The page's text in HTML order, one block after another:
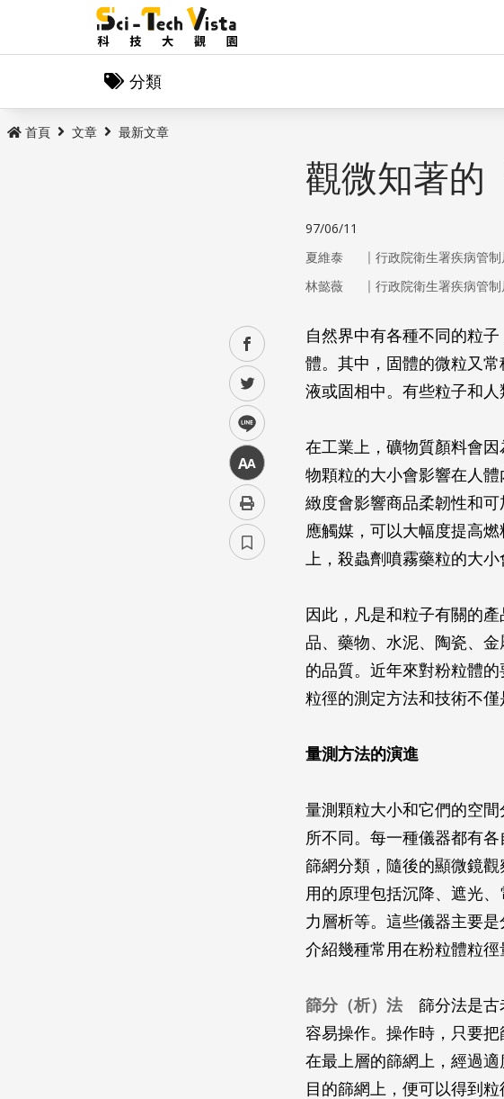
分類
首頁 文章 最新文章
facebook
twitter
line
中
觀微知著的
97/06/11
夏維泰 ｜ 行政院衛生署疾病管
林懿薇
｜ 行政院衛生署疾病管
自然界中有各種不同的粒
體。其中，固體的微粒又常
液或固相中。有些粒子和人
在工業上，礦物質顏料會
物顆粒的大小會影響在人
緻度會影響商品柔韌性和
應觸媒，可以大幅度提高
上，殺蟲劑噴霧藥粒的大小
因此，凡是和粒子有關的
品、藥物、水泥、陶瓷、
的品質。近年來對粉粒體
粒徑的測定方法和技術不僅
量測方法的演進
量測顆粒大小和它們的空
所不同。每一種儀器都有
篩網分類，隨後的顯微鏡
用的原理包括沉降、遮光
力層析等。這些儀器主要
介紹幾種常用在粉粒體粒徑
篩分（析）法篩分法是古
容易操作。操作時，只要
在最上層的篩網上，經過
目的篩網上，便可以得到